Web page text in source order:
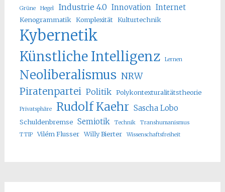
Grüne Hegel Industrie 4.0 Innovation Internet
Kenogrammatik Komplexität Kulturtechnik
Kybernetik
Künstliche Intelligenz Lernen
Neoliberalismus NRW
Piratenpartei Politik Polykontexturalitätstheorie
Privatsphäre Rudolf Kaehr Sascha Lobo
Schuldenbremse Semiotik Technik
Transhumanismus
TTIP
Vilém Flusser Willy Bierter Wissenschaftsfreiheit